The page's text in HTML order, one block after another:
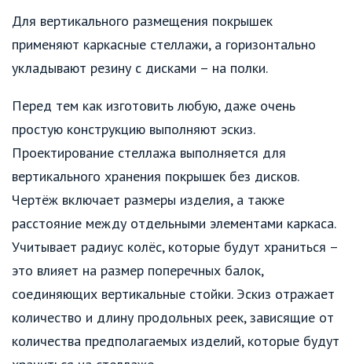
Для вертикального размещения покрышек
применяют каркасные стеллажи, а горизонтально
укладывают резину с дисками – на полки.
Перед тем как изготовить любую, даже очень
простую конструкцию выполняют эскиз.
Проектирование стеллажа выполняется для
вертикального хранения покрышек без дисков.
Чертёж включает размеры изделия, а также
расстояние между отдельными элементами каркаса.
Учитывает радиус колёс, которые будут храниться –
это влияет на размер поперечных балок,
соединяющих вертикальные стойки. Эскиз отражает
количество и длину продольных реек, зависящие от
количества предполагаемых изделий, которые будут